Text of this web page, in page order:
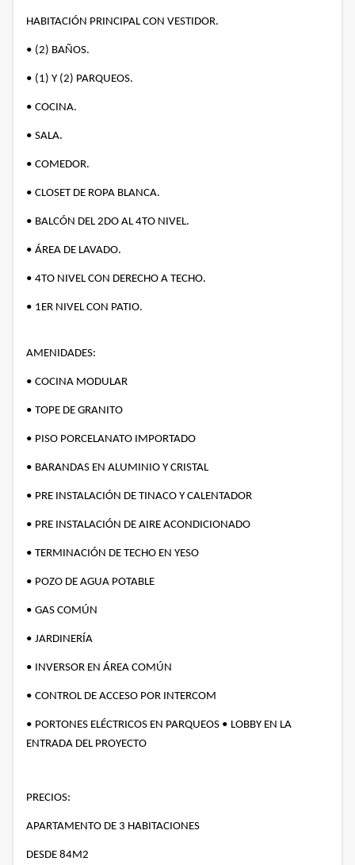
HABITACIÓN PRINCIPAL CON VESTIDOR.
• (2) BAÑOS.
• (1) Y (2) PARQUEOS.
• COCINA.
• SALA.
• COMEDOR.
• CLOSET DE ROPA BLANCA.
• BALCÓN DEL 2DO AL 4TO NIVEL.
• ÁREA DE LAVADO.
• 4TO NIVEL CON DERECHO A TECHO.
• 1ER NIVEL CON PATIO.
AMENIDADES:
• COCINA MODULAR
• TOPE DE GRANITO
• PISO PORCELANATO IMPORTADO
• BARANDAS EN ALUMINIO Y CRISTAL
• PRE INSTALACIÓN DE TINACO Y CALENTADOR
• PRE INSTALACIÓN DE AIRE ACONDICIONADO
• TERMINACIÓN DE TECHO EN YESO
• POZO DE AGUA POTABLE
• GAS COMÚN
• JARDINERÍA
• INVERSOR EN ÁREA COMÚN
• CONTROL DE ACCESO POR INTERCOM
• PORTONES ELÉCTRICOS EN PARQUEOS • LOBBY EN LA
ENTRADA DEL PROYECTO
PRECIOS:
APARTAMENTO DE 3 HABITACIONES
DESDE 84M2